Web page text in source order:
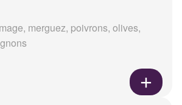
merguez, poivrons, olives,